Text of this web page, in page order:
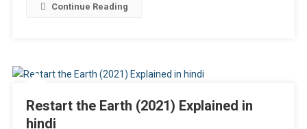
Continue Reading
Restart the Earth (2021) Explained in
hindi